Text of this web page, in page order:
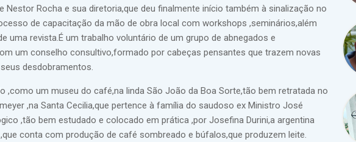
Rocha e sua diretoria,que deu finalmente início também à sinalização no
de capacitação da mão de obra local com workshops ,seminários,além
revista.É um trabalho voluntário de um grupo de abnegados e
um conselho consultivo,formado por cabeças pensantes que trazem novas
desdobramentos.
um museu do café,na linda São João da Boa Sorte,tão bem retratada no
,na Santa Cecilia,que pertence à família do saudoso ex Ministro José
,tão bem estudado e colocado em prática ,por Josefina Durini,a argentina
conta com produção de café sombreado e búfalos,que produzem leite.